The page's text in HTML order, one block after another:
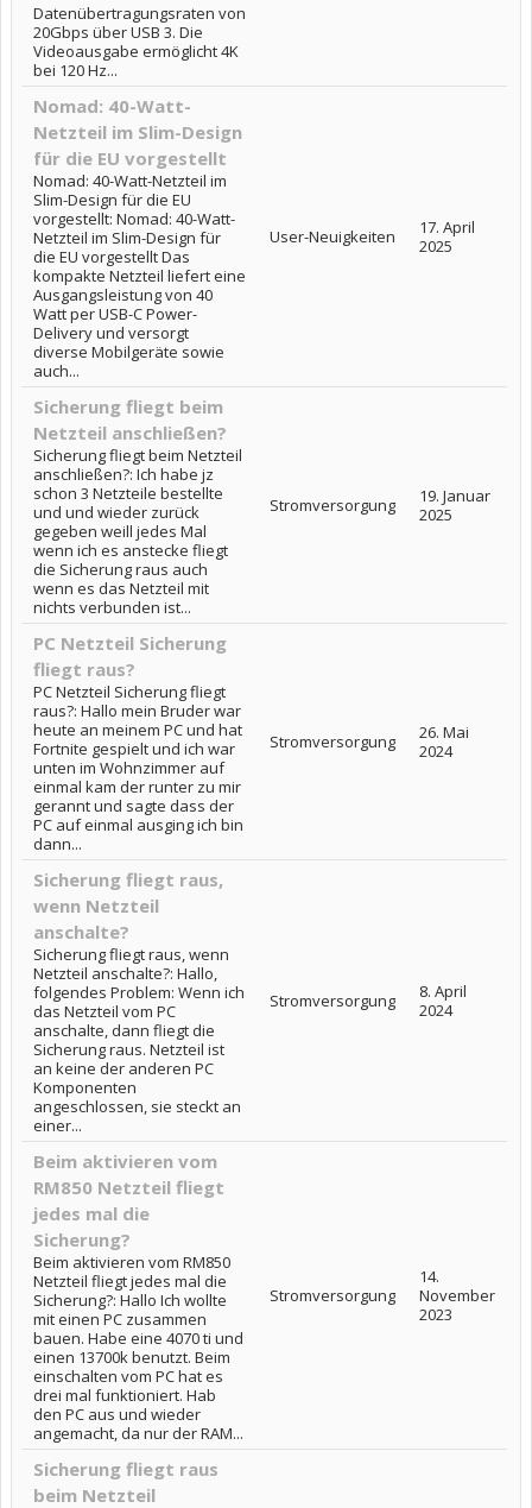
Datenübertragungsraten von
20Gbps über USB 3. Die
Videoausgabe ermöglicht 4K
bei 120 Hz...
Nomad: 40-Watt-
Netzteil im Slim-Design
für die EU vorgestellt
Nomad: 40-Watt-Netzteil im
Slim-Design für die EU
vorgestellt: Nomad: 40-Watt-
Netzteil im Slim-Design für
die EU vorgestellt Das
kompakte Netzteil liefert eine
Ausgangsleistung von 40
Watt per USB-C Power-
Delivery und versorgt
diverse Mobilgeräte sowie
auch...
User-Neuigkeiten
17. April
2025
Sicherung fliegt beim
Netzteil anschließen?
Sicherung fliegt beim Netzteil
anschließen?: Ich habe jz
schon 3 Netzteile bestellte
und und wieder zurück
gegeben weill jedes Mal
wenn ich es anstecke fliegt
die Sicherung raus auch
wenn es das Netzteil mit
nichts verbunden ist...
Stromversorgung
19. Januar
2025
PC Netzteil Sicherung
fliegt raus?
PC Netzteil Sicherung fliegt
raus?: Hallo mein Bruder war
heute an meinem PC und hat
Fortnite gespielt und ich war
unten im Wohnzimmer auf
einmal kam der runter zu mir
gerannt und sagte dass der
PC auf einmal ausging ich bin
dann...
Stromversorgung
26. Mai
2024
Sicherung fliegt raus,
wenn Netzteil
anschalte?
Sicherung fliegt raus, wenn
Netzteil anschalte?: Hallo,
folgendes Problem: Wenn ich
das Netzteil vom PC
anschalte, dann fliegt die
Sicherung raus. Netzteil ist
an keine der anderen PC
Komponenten
angeschlossen, sie steckt an
einer...
Stromversorgung
8. April
2024
Beim aktivieren vom
RM850 Netzteil fliegt
jedes mal die
Sicherung?
Beim aktivieren vom RM850
Netzteil fliegt jedes mal die
Sicherung?: Hallo Ich wollte
mit einen PC zusammen
bauen. Habe eine 4070 ti und
einen 13700k benutzt. Beim
einschalten vom PC hat es
drei mal funktioniert. Hab
den PC aus und wieder
angemacht, da nur der RAM...
Stromversorgung
14.
November
2023
Sicherung fliegt raus
beim Netzteil